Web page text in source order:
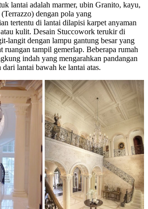
lantai adalah marmer, ubin Granito, kayu,
dengan pola yang
tertentu di lantai dilapisi karpet anyaman
kulit. Desain Stuccowork terukir di
langit dengan lampu gantung besar yang
ruangan tampil gemerlap. Beberapa rumah
indah yang mengarahkan pandangan
lantai bawah ke lantai atas.